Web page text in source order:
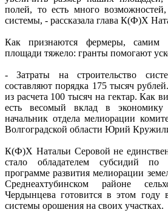
полей, то есть много
системы, - рассказала глава К(Ф)Х
Как признаются фермеры, самим
площади тяжело: гранты помогают
- Затраты на строительство
составляют порядка 175 тысяч
из расчета 100 тысяч на гектар. Как
есть весомый вклад в экономику
начальник отдела мелиорации
Волгоградской области Юрий
К(Ф)Х Натальи Серовой не
стало обладателем субсидий по
программе развития мелиорации
Среднеахтубинском районе
Чердынцева готовится в этом году
системы орошения на своих участках.